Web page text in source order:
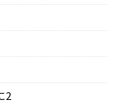
2